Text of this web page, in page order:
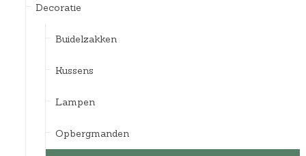
Decoratie
Buidelzakken
Kussens
Lampen
Opbergmanden